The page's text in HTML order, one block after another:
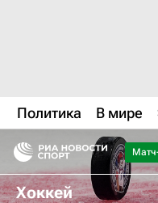
Политика В мире
Хоккей